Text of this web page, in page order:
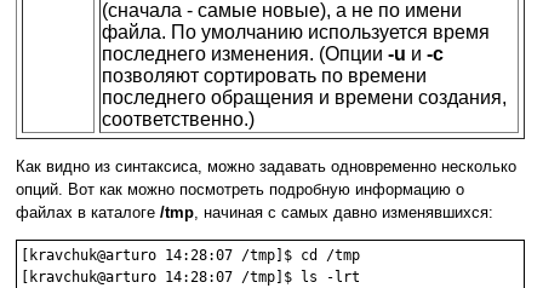
(сначала - самые новые), а не по имени
файла. По умолчанию используется время
последнего изменения. (Опции -u и -c
позволяют сортировать по времени
последнего обращения и времени создания,
соответственно.)
Как видно из синтаксиса, можно задавать одновременно несколько
опций. Вот как можно посмотреть подробную информацию о
файлах в каталоге /tmp, начиная с самых давно изменявшихся:
[kravchuk@arturo 14:28:07 /tmp]$ cd /tmp
[kravchuk@arturo 14:28:07 /tmp]$ ls -lrt